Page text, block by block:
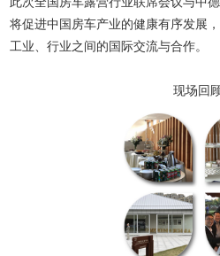
将促进中国房车产业的健康有序发展
工业、行业之间的国际交流与合作。
现场回